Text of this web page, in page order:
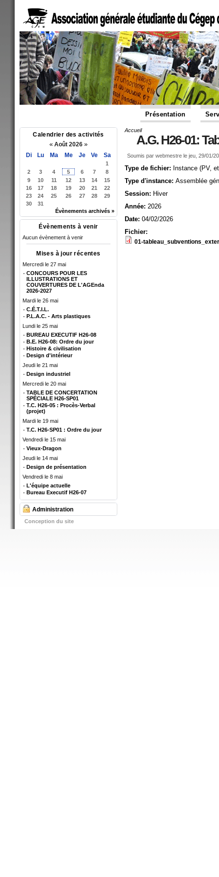
Présentation
Calendrier des activités
« Août 2026 »
Di Lu Ma Me Je Ve Sa
1
2
3 4 5 6 7
8
9
10 11 12 13 14
15
16
17 18 19 20 21
22
23
24 25 26 27 28
29
30
31
Évènements archivés »
Évènements à venir
Aucun évènement à venir
Mises à jour récentes
Mercredi le 27 mai
CONCOURS POUR LES
ILLUSTRATIONS ET
COUVERTURES DE L'AGEnda
2026-2027
Mardi le 26 mai
C.É.T.I.L.
P.L.A.C. - Arts plastiques
Lundi le 25 mai
BUREAU EXECUTIF H26-08
B.E. H26-08: Ordre du jour
Histoire & civilisation
Design d'intérieur
Jeudi le 21 mai
Design industriel
Mercredi le 20 mai
TABLE DE CONCERTATION
SPÉCIALE H26-SP01
T.C. H26-05 : Procès-Verbal
(projet)
Mardi le 19 mai
T.C. H26-SP01 : Ordre du jour
Vendredi le 15 mai
Vieux-Dragon
Jeudi le 14 mai
Design de présentation
Vendredi le 8 mai
L'équipe actuelle
Bureau Executif H26-07
Administration
Conception du site
Vous êtes ici
Accueil
A.G. H26-01:
Soumis par webmestre le jeu, 29/01/
Type de fichier: Instance (PV,
Type d'instance: Assemblée
Session: Hiver
Année: 2026
Date: 04/02/2026
Fichier:
01-